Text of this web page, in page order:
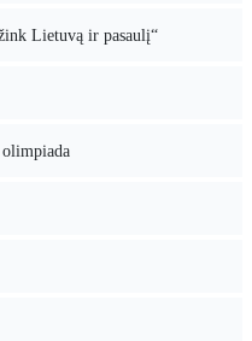
Lietuvą ir pasaulį“